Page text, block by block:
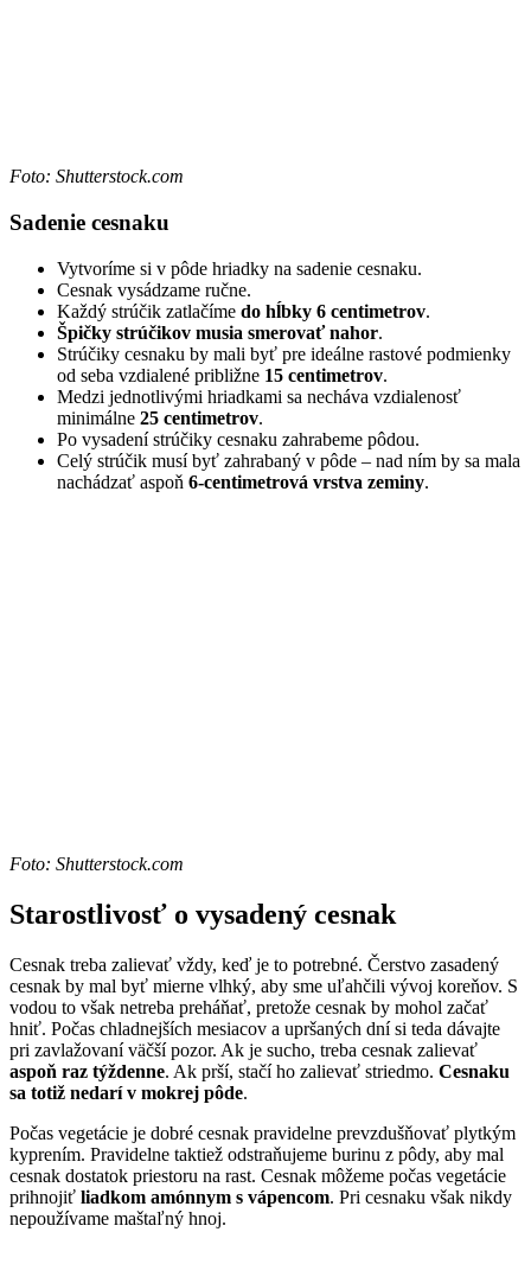
Foto: Shutterstock.com
Sadenie cesnaku
Vytvoríme si v pôde hriadky na sadenie cesnaku.
Cesnak vysádzame ručne.
Každý strúčik zatlačíme do hĺbky 6 centimetrov.
Špičky strúčikov musia smerovať nahor.
Strúčiky cesnaku by mali byť pre ideálne rastové podmienky
od seba vzdialené približne 15 centimetrov.
Medzi jednotlivými hriadkami sa necháva vzdialenosť
minimálne 25 centimetrov.
Po vysadení strúčiky cesnaku zahrabeme pôdou.
Celý strúčik musí byť zahrabaný v pôde – nad ním by sa mala
nachádzať aspoň 6-centimetrová vrstva zeminy.
Foto: Shutterstock.com
Starostlivosť o vysadený cesnak
Cesnak treba zalievať vždy, keď je to potrebné. Čerstvo zasadený
cesnak by mal byť mierne vlhký, aby sme uľahčili vývoj koreňov. S
vodou to však netreba preháňať, pretože cesnak by mohol začať
hniť. Počas chladnejších mesiacov a upršaných dní si teda dávajte
pri zavlažovaní väčší pozor. Ak je sucho, treba cesnak zalievať
aspoň raz týždenne. Ak prší, stačí ho zalievať striedmo. Cesnaku
sa totiž nedarí v mokrej pôde.
Počas vegetácie je dobré cesnak pravidelne prevzdušňovať plytkým
kyprením. Pravidelne taktiež odstraňujeme burinu z pôdy, aby mal
cesnak dostatok priestoru na rast. Cesnak môžeme počas vegetácie
prihnojiť liadkom amónnym s vápencom. Pri cesnaku však nikdy
nepoužívame maštaľný hnoj.